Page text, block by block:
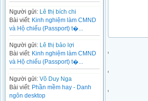
Người gửi: Lê thị bích chi
Bài viết: Kinh nghiệm làm CMND
và Hộ chiếu (Passport) t�...
Người gửi:
Lê thị bảo lợi
Bài viết: Kinh nghiệm làm CMND
và Hộ chiếu (Passport) t�...
Người gửi: Võ Duy Nga
Bài viết: Phần mềm hay - Danh
ngôn desktop